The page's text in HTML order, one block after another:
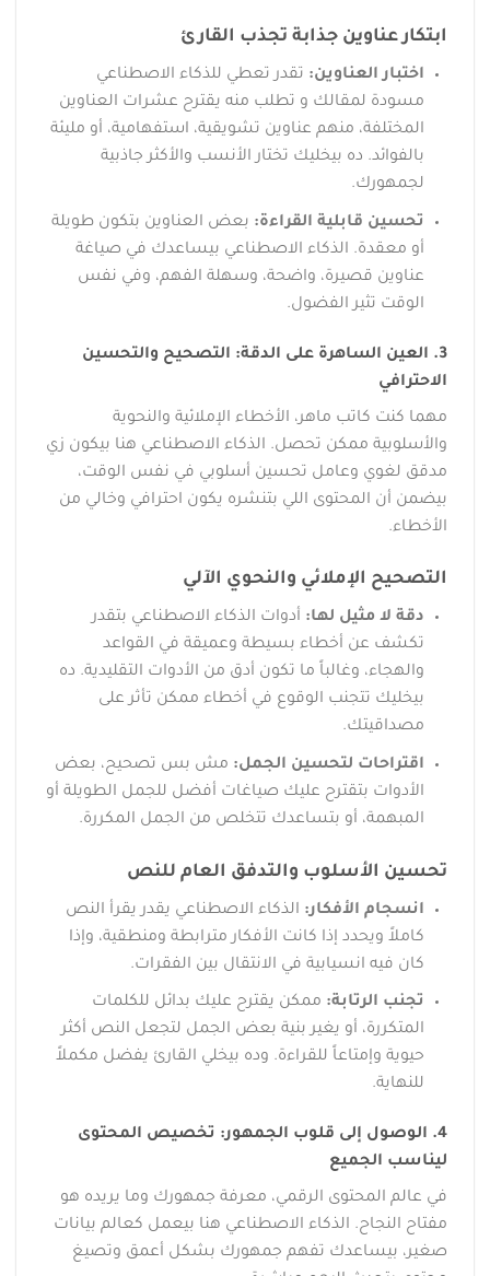
ابتكار عناوين جذابة تجذب القارئ
اختبار العناوين: تقدر تعطي للذكاء الاصطناعي
مسودة لمقالك و تطلب منه يقترح عشرات العناوين
المختلفة، منهم عناوين تشويقية، استفهامية، أو مليئة
بالفوائد. ده بيخليك تختار الأنسب والأكثر جاذبية
لجمهورك.
تحسين قابلية القراءة: بعض العناوين بتكون طويلة
أو معقدة. الذكاء الاصطناعي بيساعدك في صياغة
عناوين قصيرة، واضحة، وسهلة الفهم، وفي نفس
الوقت تثير الفضول.
3. العين الساهرة على الدقة: التصحيح والتحسين
الاحترافي
مهما كنت كاتب ماهر، الأخطاء الإملائية والنحوية
والأسلوبية ممكن تحصل. الذكاء الاصطناعي هنا بيكون زي
مدقق لغوي وعامل تحسين أسلوبي في نفس الوقت،
بيضمن أن المحتوى اللي بتنشره يكون احترافي وخالي من
الأخطاء.
التصحيح الإملائي والنحوي الآلي
دقة لا مثيل لها: أدوات الذكاء الاصطناعي بتقدر
تكشف عن أخطاء بسيطة وعميقة في القواعد
والهجاء، وغالباً ما تكون أدق من الأدوات التقليدية. ده
بيخليك تتجنب الوقوع في أخطاء ممكن تأثر على
مصداقيتك.
اقتراحات لتحسين الجمل: مش بس تصحيح، بعض
الأدوات بتقترح عليك صياغات أفضل للجمل الطويلة أو
المبهمة، أو بتساعدك تتخلص من الجمل المكررة.
تحسين الأسلوب والتدفق العام للنص
انسجام الأفكار: الذكاء الاصطناعي يقدر يقرأ النص
كاملاً ويحدد إذا كانت الأفكار مترابطة ومنطقية، وإذا
كان فيه انسيابية في الانتقال بين الفقرات.
تجنب الرتابة: ممكن يقترح عليك بدائل للكلمات
المتكررة، أو يغير بنية بعض الجمل لتجعل النص أكثر
حيوية وإمتاعاً للقراءة. وده بيخلي القارئ يفضل مكملاً
للنهاية.
4. الوصول إلى قلوب الجمهور: تخصيص المحتوى
ليناسب الجميع
في عالم المحتوى الرقمي، معرفة جمهورك وما يريده هو
مفتاح النجاح. الذكاء الاصطناعي هنا بيعمل كعالم بيانات
صغير، بيساعدك تفهم جمهورك بشكل أعمق وتصيغ